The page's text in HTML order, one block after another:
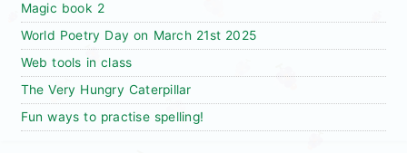
Magic book 2
World Poetry Day on March 21st 2025
Web tools in class
The Very Hungry Caterpillar
Fun ways to practise spelling!